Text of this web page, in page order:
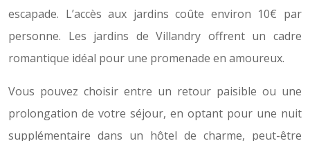
escapade. L’accès aux jardins coûte environ 10€ par
personne. Les jardins de Villandry offrent un cadre
romantique idéal pour une promenade en amoureux.
Vous pouvez choisir entre un retour paisible ou une
prolongation de votre séjour, en optant pour une nuit
supplémentaire dans un hôtel de charme, peut-être